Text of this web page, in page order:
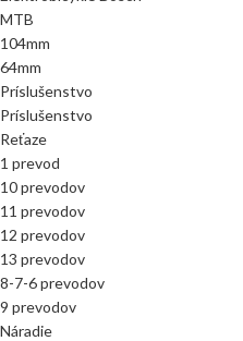
MTB
104mm
64mm
Príslušenstvo
Príslušenstvo
Reťaze
1 prevod
10 prevodov
11 prevodov
12 prevodov
13 prevodov
8-7-6 prevodov
9 prevodov
Náradie